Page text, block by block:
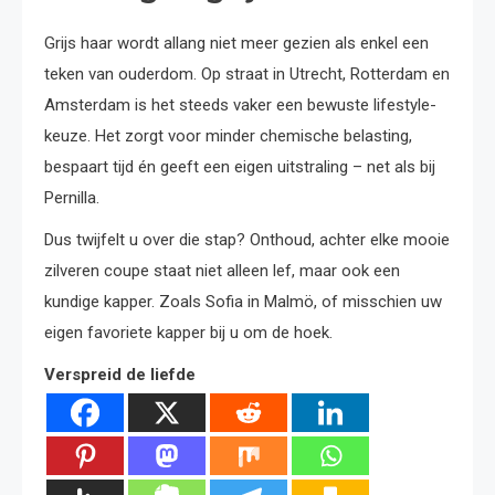
Grijs haar wordt allang niet meer gezien als enkel een
teken van ouderdom. Op straat in Utrecht, Rotterdam en
Amsterdam is het steeds vaker een bewuste lifestyle-
keuze. Het zorgt voor minder chemische belasting,
bespaart tijd én geeft een eigen uitstraling – net als bij
Pernilla.
Dus twijfelt u over die stap? Onthoud, achter elke mooie
zilveren coupe staat niet alleen lef, maar ook een
kundige kapper. Zoals Sofia in Malmö, of misschien uw
eigen favoriete kapper bij u om de hoek.
Verspreid de liefde